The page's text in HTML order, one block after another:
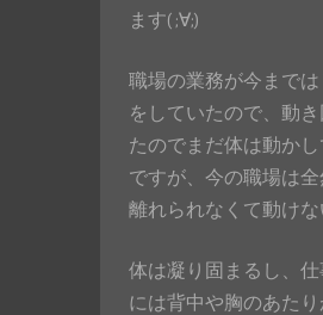
ます( ;∀;)
職場の業務が今まで
をしていたので、動
たのでまだ体は動か
ですが、今の職場は全
離れられなくて動けな
体は凝り固まるし、仕
には背中や胸のあたり